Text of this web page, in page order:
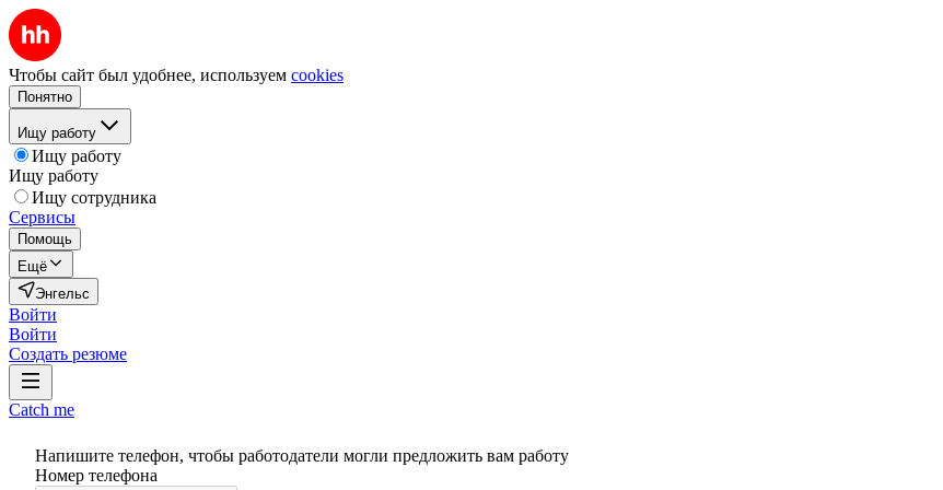
Чтобы сайт был удобнее, используем cookies
Понятно
Ищу работу
Ищу работу
Ищу работу
Ищу сотрудника
Сервисы
Помощь
Ещё
Энгельс
Войти
Войти
Создать резюме
Catch me
Напишите телефон, чтобы работодатели могли предложить вам работу
Номер телефона